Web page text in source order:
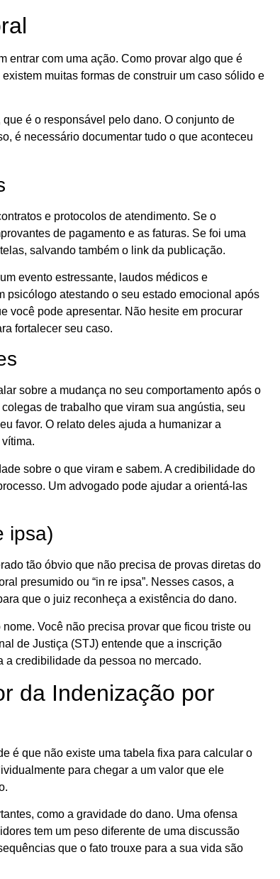
entrar com uma ação. Como provar algo que é
muitas formas de construir um caso sólido e
é o responsável pelo dano. O conjunto de
é necessário documentar tudo o que aconteceu
e protocolos de atendimento. Se o
de pagamento e as faturas. Se foi uma
salvando também o link da publicação.
evento estressante, laudos médicos e
psicólogo atestando o seu estado emocional após
você pode apresentar. Não hesite em procurar
fortalecer seu caso.
sobre a mudança no seu comportamento após o
de trabalho que viram sua angústia, seu
favor. O relato deles ajuda a humanizar a
sobre o que viram e sabem. A credibilidade do
Um advogado pode ajudar a orientá-las
ipsa)
tão óbvio que não precisa de provas diretas do
presumido ou “in re ipsa”. Nesses casos, a
que o juiz reconheça a existência do dano.
Você não precisa provar que ficou triste ou
de Justiça (STJ) entende que a inscrição
a credibilidade da pessoa no mercado.
da Indenização por
é que não existe uma tabela fixa para calcular o
para chegar a um valor que ele
como a gravidade do dano. Uma ofensa
tem um peso diferente de uma discussão
que o fato trouxe para a sua vida são